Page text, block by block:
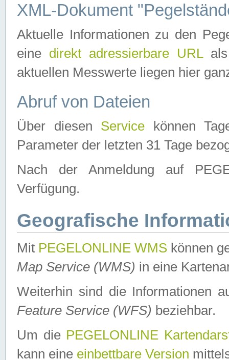
XML-Dokument
Aktuelle Informationen zu den
eine direkt adressierbare URLals
aktuellen Messwerte liegen hier
Abruf von Dateien
Über diesen Service können
Parameter der letzten 31 Tage
Nach der Anmeldung auf
Verfügung.
Geografische
Mit PEGELONLINE WMS können
Map Service (WMS) in eine
Weiterhin sind die Informationen
Feature Service (WFS) beziehbar.
Um die PEGELONLINE
kann eine einbettbare Version